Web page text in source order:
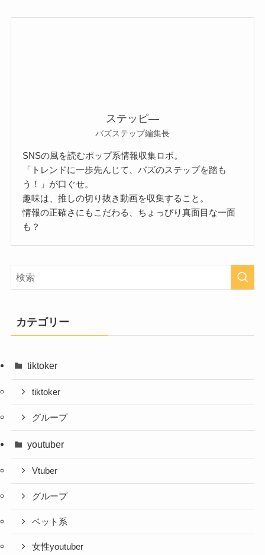
ステッピ―
バズステップ編集長
SNSの風を読むポップ系情報収集ロボ。
「トレンドに一歩先んじて、バズのステップを踏も
う！」が口ぐせ。
趣味は、推しの切り抜き動画を収集すること。
情報の正確さにもこだわる、ちょっぴり真面目な一面
も？
カテゴリー
tiktoker
tiktoker
グループ
youtuber
Vtuber
グループ
ベット系
女性youtuber